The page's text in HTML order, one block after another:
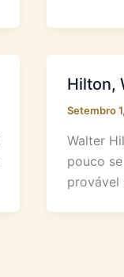
Hilton,
Setembro
Walter
pouco
provável